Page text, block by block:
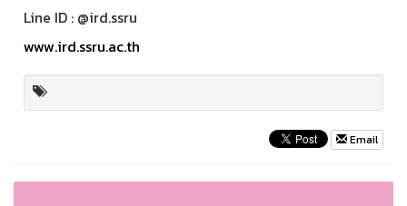
Line ID : @ird.ssru
www.ird.ssru.ac.th
Email